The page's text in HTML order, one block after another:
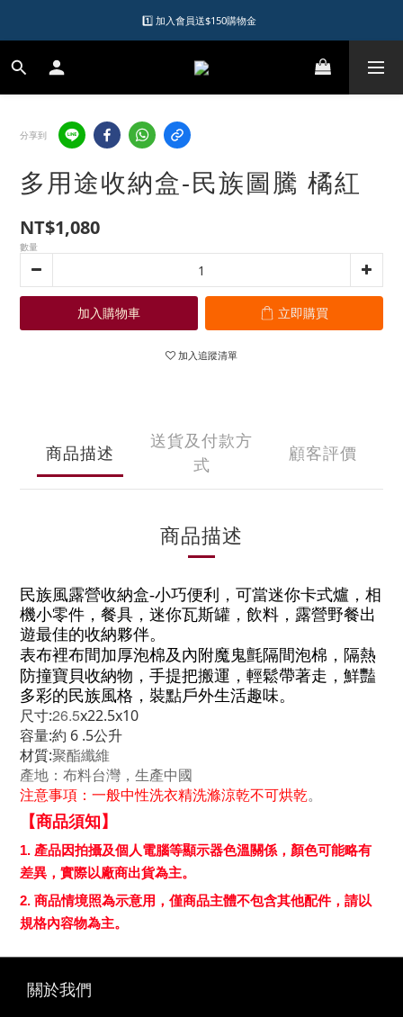
1️⃣ 加入會員送$150購物金
1️⃣ 加入會員送$150購物金
2️⃣ 購物滿千元再送升等購物金
1️⃣ 加入會員送$150購物金
分享到
多用途收納盒-民族圖騰 橘紅
NT$1,080
數量
加入購物車 立即購買
加入追蹤清單
商品描述
送貨及付款方
式
顧客評價
商品描述
民族風露營收納盒-小巧便利 ， 可當迷你卡式爐 ，相
機小零件，餐具，迷你瓦斯罐，飲料，露營野餐出
遊最佳的收納夥伴。
表布裡布間加厚泡棉及內附魔鬼氈隔間泡棉 ，隔熱
防撞寶貝收納物， 手提把搬運，輕鬆帶著走 ， 鮮豔
多彩的民族風格，裝點戶外生活趣味。
尺寸:26.5x22.5x10
容量:約 6 .5公升
材質:聚酯纖維
產地：布料台灣，生產中國
注意事項：一般中性洗衣精洗滌涼乾不可烘乾。
【商品須知】
1. 產品因拍攝及個人電腦等顯示器色溫關係，顏色可能略有
差異，實際以廠商出貨為主。
2. 商品情境照為示意用，僅商品主體不包含其他配件，請以
規格內容物為主。
關於我們